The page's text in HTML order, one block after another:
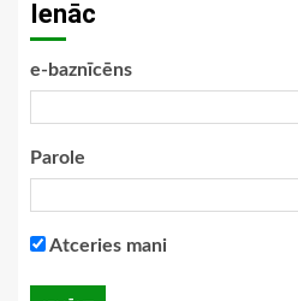
Ienāc
e-baznīcēns
Parole
Atceries mani